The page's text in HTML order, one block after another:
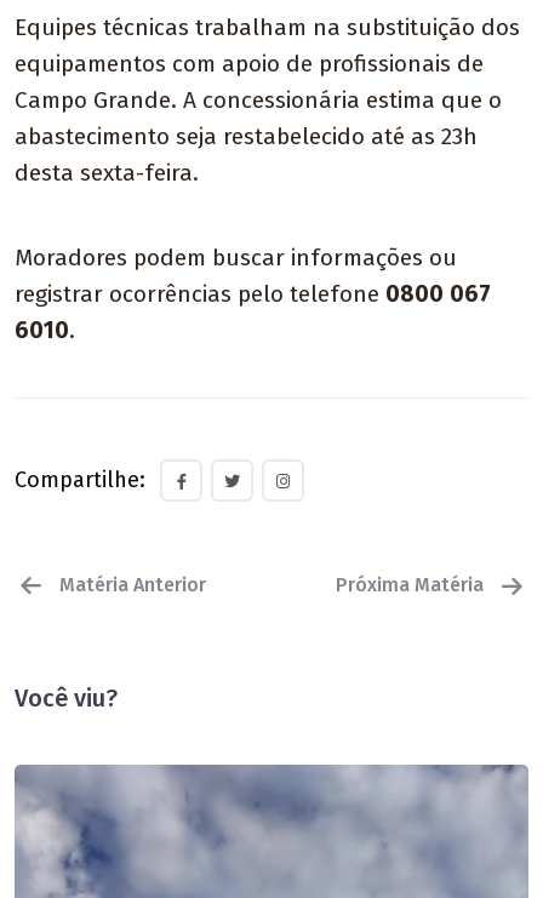
Equipes técnicas trabalham na substituição dos
equipamentos com apoio de profissionais de
Campo Grande. A concessionária estima que o
abastecimento seja restabelecido até as 23h
desta sexta-feira.
Moradores podem buscar informações ou
registrar ocorrências pelo telefone 0800 067
6010.
Compartilhe:
Matéria Anterior Próxima Matéria
Você viu?